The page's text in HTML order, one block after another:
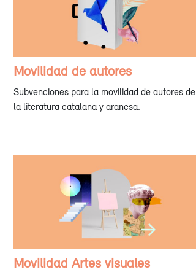
Movilidad de autores
Subvenciones para la movilidad de autores de
la literatura catalana y aranesa.
Movilidad Artes visuales